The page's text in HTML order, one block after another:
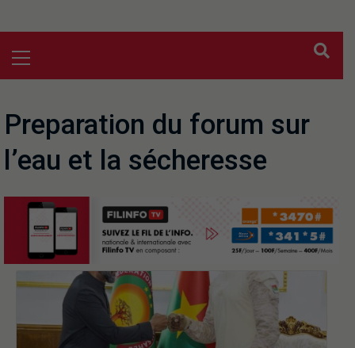
Preparation du forum sur
l’eau et la sécheresse